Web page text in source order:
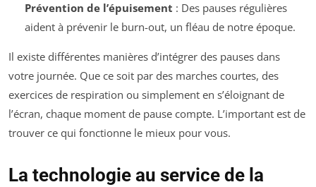
Prévention de l’épuisement : Des pauses régulières
aident à prévenir le burn-out, un fléau de notre époque.
Il existe différentes manières d’intégrer des pauses dans
votre journée. Que ce soit par des marches courtes, des
exercices de respiration ou simplement en s’éloignant de
l’écran, chaque moment de pause compte. L’important est de
trouver ce qui fonctionne le mieux pour vous.
La technologie au service de la